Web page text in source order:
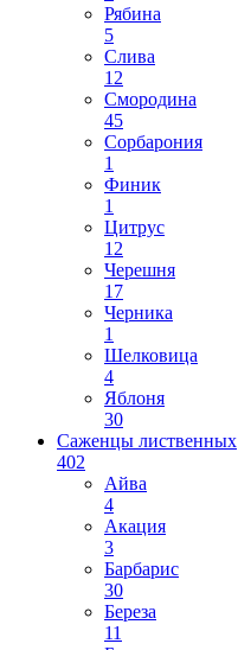
Рябина
5
Слива
12
Смородина
45
Сорбарония
1
Финик
1
Цитрус
12
Черешня
17
Черника
1
Шелковица
4
Яблоня
30
Саженцы лиственных
402
Айва
4
Акация
3
Барбарис
30
Береза
11